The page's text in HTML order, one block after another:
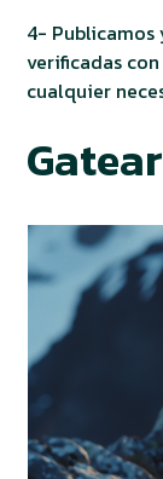
4-
verificadas
cualquier